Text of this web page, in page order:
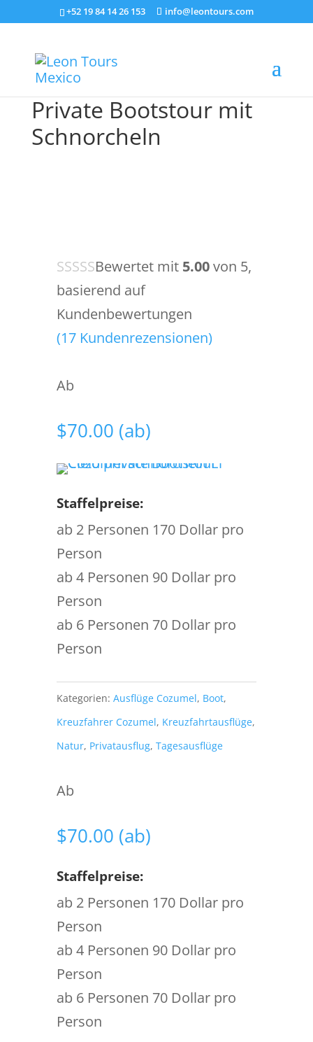
+52 19 84 14 26 153 info@leontours.com
Private Bootstour mit
Schnorcheln
Bewertet mit 5.00von 5,
basierend auf
Kundenbewertungen
(17Kundenrezensionen)
Ab
$70.00 (ab)
Staffelpreise:
ab 2 Personen 170 Dollar pro
Person
ab 4 Personen 90 Dollar pro
Person
ab 6 Personen 70 Dollar pro
Person
Kategorien: Ausflüge Cozumel, Boot,
Kreuzfahrer Cozumel, Kreuzfahrtausflüge,
Natur, Privatausflug, Tagesausflüge
Ab
$70.00 (ab)
Staffelpreise:
ab 2 Personen 170 Dollar pro
Person
ab 4 Personen 90 Dollar pro
Person
ab 6 Personen 70 Dollar pro
Person